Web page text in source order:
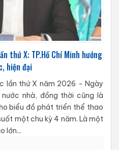
thứ X: TP.Hồ Chí Minh hướng
hiện đại
lần thứ X năm 2026 - Ngày
nhà, đồng thời cũng là
biểu đồ phát triển thể thao
một chu kỳ 4 năm. Là một
lớn...